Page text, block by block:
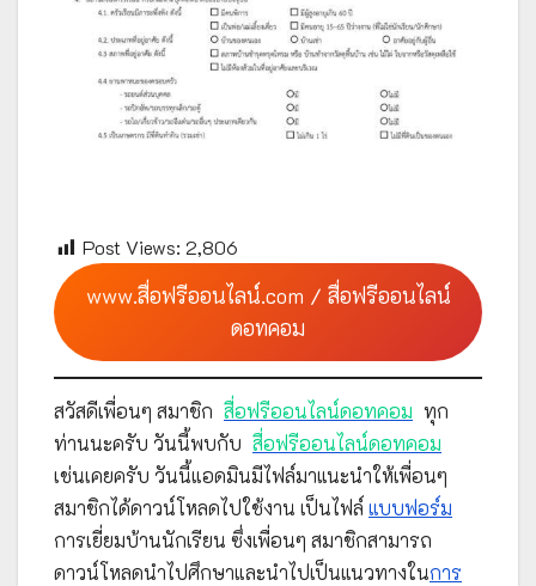
Post Views: 2,806
www.สื่อฟรีออนไลน์.com / สื่อฟรีออนไลน์
ดอทคอม
สวัสดีเพื่อนๆ สมาชิก สื่อฟรีออนไลน์ดอทคอม ทุก
ท่านนะครับ วันนี้พบกับ สื่อฟรีออนไลน์ดอทคอม
เช่นเคยครับ วันนี้แอดมินมีไฟล์มาแนะนำให้เพื่อนๆ
สมาชิกได้ดาวน์โหลดไปใช้งาน เป็นไฟล์ แบบฟอร์ม
การเยี่ยมบ้านนักเรียน ซึ่งเพื่อนๆ สมาชิกสามารถ
ดาวน์โหลดนำไปศึกษาและนำไปเป็นแนวทางในการ